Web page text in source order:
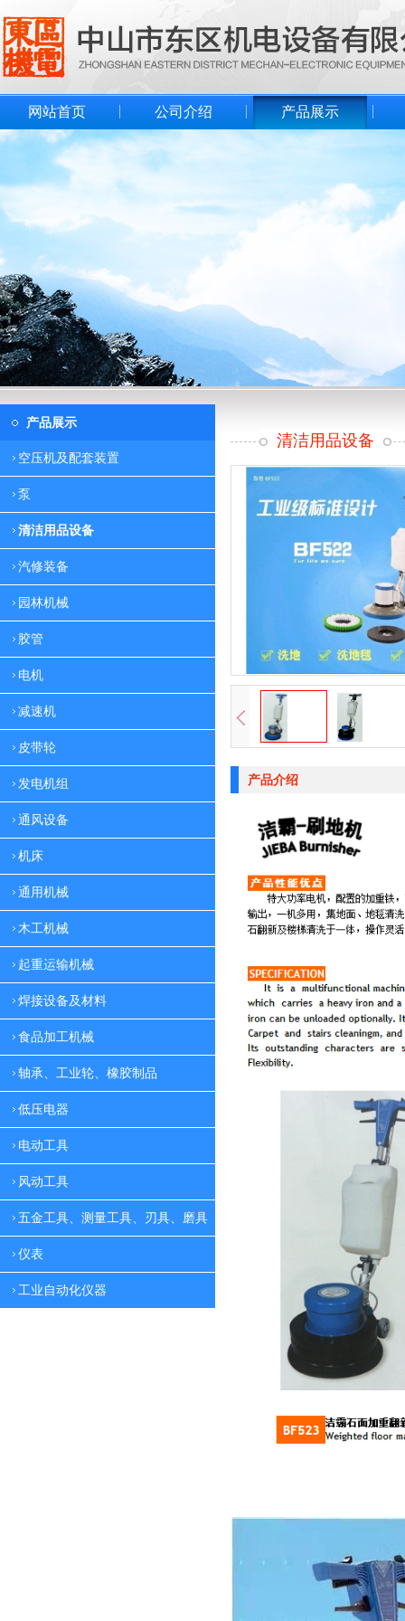
网站首页 公司介绍 产品展示
产品展示
空压机及配套装置
泵
清洁用品设备
汽修装备
园林机械
胶管
电机
减速机
皮带轮
发电机组
通风设备
机床
通用机械
木工机械
起重运输机械
焊接设备及材料
食品加工机械
轴承、工业轮、橡胶制品
低压电器
电动工具
风动工具
五金工具、测量工具、刃具、磨具
仪表
工业自动化仪器
清洁用品设备
产品介绍